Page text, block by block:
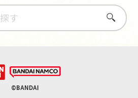
さがす
©BANDAI